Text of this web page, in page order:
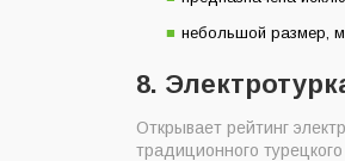
небольшой размер,
8.
Открывает рейтинг
традиционного